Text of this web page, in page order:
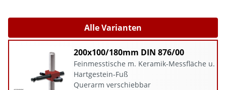
Alle Varianten
200x100/180mm DIN 876/00
Feinmesstische m. Keramik-Messfläche u.
Hartgestein-Fuß
Querarm verschiebbar